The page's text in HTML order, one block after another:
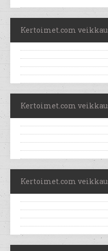
Kertoimet.com
Kertoimet.com
Kertoimet.com